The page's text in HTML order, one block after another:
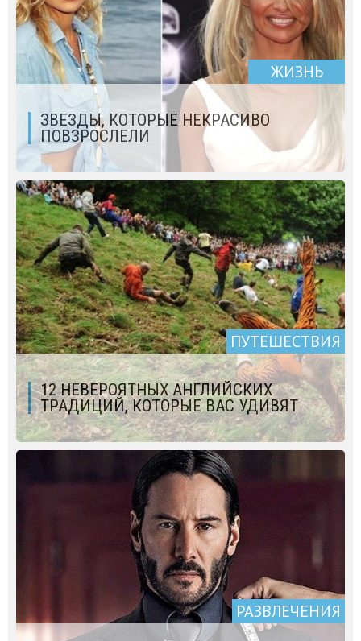
ЖИЗНЬ
ЗВЕЗДЫ, КОТОРЫЕ НЕКРАСИВО
ПОВЗРОСЛЕЛИ
ПУТЕШЕСТВИЯ
12 НЕВЕРОЯТНЫХ АНГЛИЙСКИХ
ТРАДИЦИЙ, КОТОРЫЕ ВАС УДИВЯТ
РАЗВЛЕЧЕНИЯ